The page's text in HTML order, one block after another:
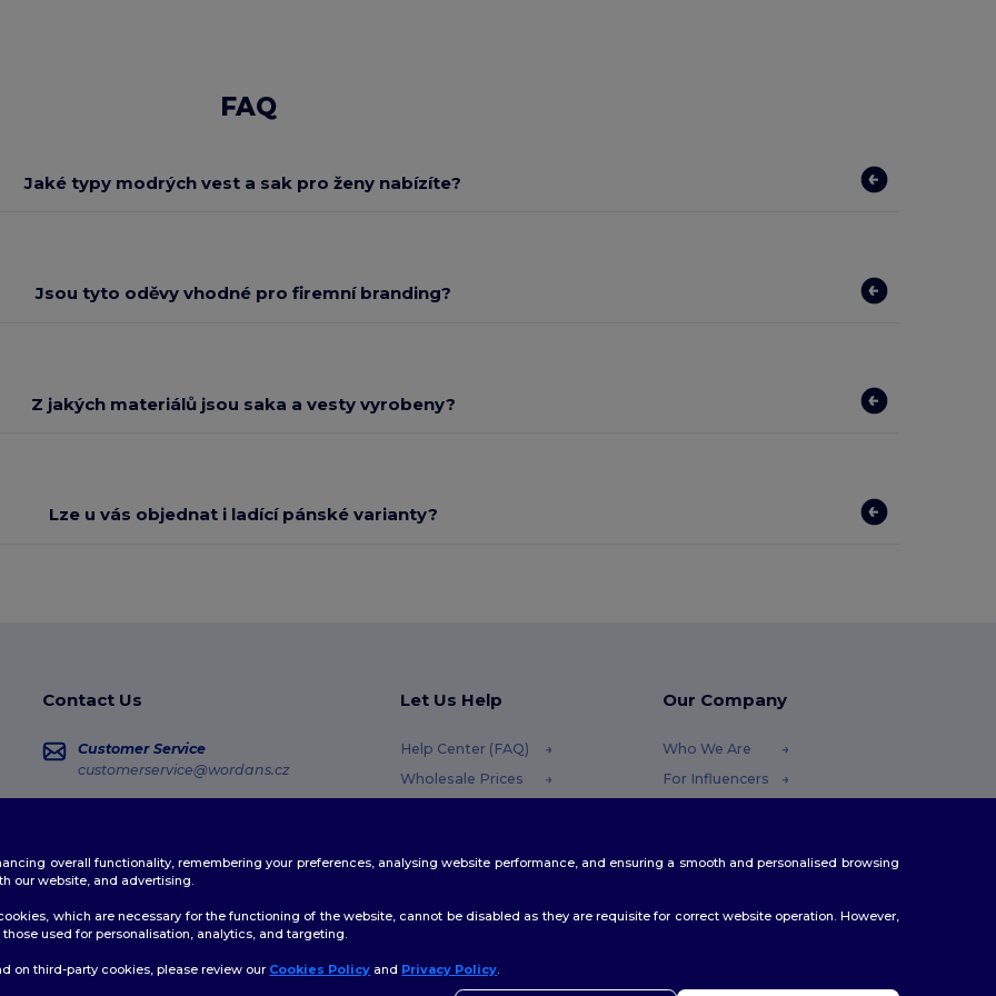
FAQ
Jaké typy modrých vest a sak pro ženy nabízíte?
Jsou tyto oděvy vhodné pro firemní branding?
Z jakých materiálů jsou saka a vesty vyrobeny?
Lze u vás objednat i ladící pánské varianty?
Contact Us
Customer Service
customerservice@wordans.cz
Order Tracking
Let Us Help
Help Center (FAQ)
Wholesale Prices
Coupon Codes
Our Company
Who We Are
For Influencers
overall functionality, remembering your preferences, analysing website performance, and ensuring a smooth and personalised browsing
our website, and advertising.
which are necessary for the functioning of the website, cannot be disabled as they are requisite for correct website operation. However,
used for personalisation, analytics, and targeting.
on third-party cookies, please review our Cookies Policy and Privacy Policy.
👋 Ahoj